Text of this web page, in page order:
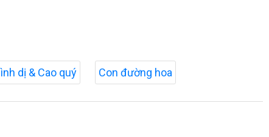
dị & Cao quý Con đường hoa